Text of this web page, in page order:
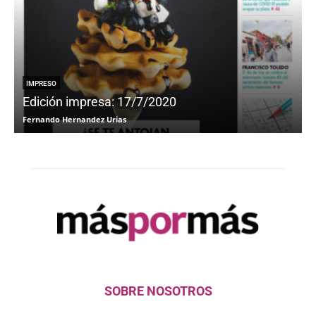
IMPRESO
Edición impresa: 17/7/2020
Fernando Hernandez Urias
SOBRE NOSOTROS